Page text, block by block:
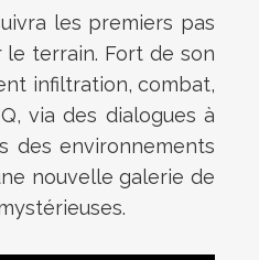
les premiers pas
le terrain. Fort de son
infiltration, combat,
via des dialogues à
des environnements
nouvelle galerie de